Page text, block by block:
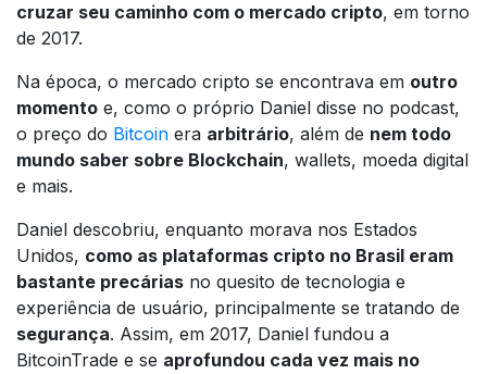
cruzar seu caminho com o mercado cripto, em torno
de 2017.
Na época, o mercado cripto se encontrava em outro
momento e, como o próprio Daniel disse no podcast,
o preço do Bitcoin era arbitrário, além de nem todo
mundo saber sobre Blockchain, wallets, moeda digital
e mais.
Daniel descobriu, enquanto morava nos Estados
Unidos, como as plataformas cripto no Brasil eram
bastante precárias no quesito de tecnologia e
experiência de usuário, principalmente se tratando de
segurança. Assim, em 2017, Daniel fundou a
BitcoinTrade e se aprofundou cada vez mais no